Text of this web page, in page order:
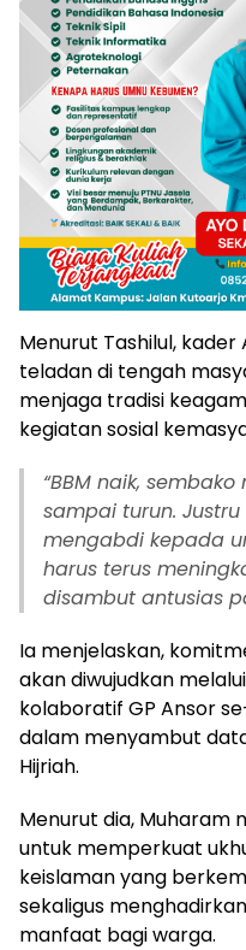
Menurut Tashilul,
teladan di tengah
menjaga tradisi
kegiatan sosial
“BBM naik,
sampai turun.
mengabdi kepada
harus terus
disambut antusias
Ia menjelaskan,
akan diwujudkan
kolaboratif GP Ansor
dalam menyambut
Hijriah.
Menurut dia, Muharam
untuk memperkuat
keislaman yang
sekaligus
manfaat bagi warga.